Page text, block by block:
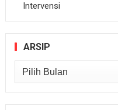
Intervensi
ARSIP
Arsip